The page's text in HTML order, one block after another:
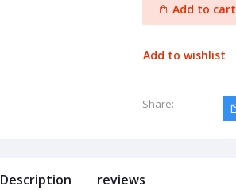
Add to cart
Add to wishlist
Share:
Description reviews